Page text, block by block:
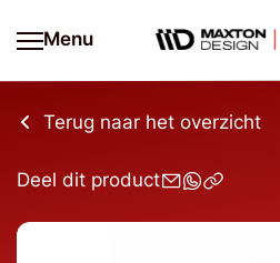
Menu
Terug naar het overzicht
Deel dit product